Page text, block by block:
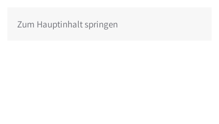
Zum Hauptinhalt springen